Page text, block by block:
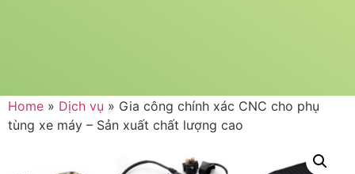
Home » Dịch vụ » Gia công chính xác CNC cho phụ
tùng xe máy – Sản xuất chất lượng cao